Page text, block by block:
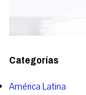
Categorías
América Latina